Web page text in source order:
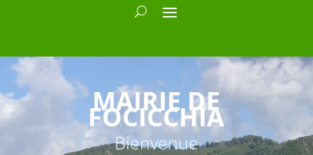
MAIRIE DE
FOCICCHIA
Bienvenue